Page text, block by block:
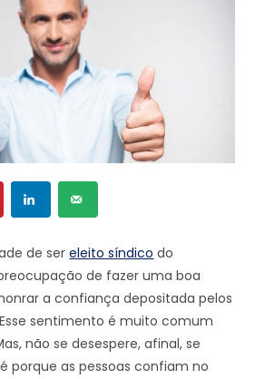
de sereleito síndico do
de fazer uma boa
a confiança depositada pelos
sentimento é muito comum
não se desespere, afinal, se
porque as pessoas confiam no